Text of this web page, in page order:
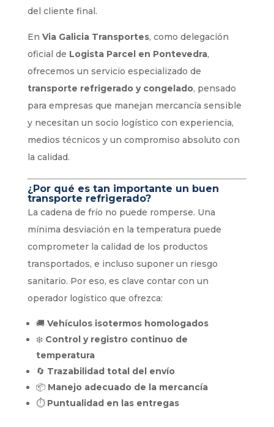
del cliente final.
En Via Galicia Transportes, como delegación
oficial de Logista Parcel en Pontevedra,
ofrecemos un servicio especializado de
transporte refrigerado y congelado, pensado
para empresas que manejan mercancía sensible
y necesitan un socio logístico con experiencia,
medios técnicos y un compromiso absoluto con
la calidad.
¿Por qué es tan importante un buen
transporte refrigerado?
La cadena de frío no puede romperse. Una
mínima desviación en la temperatura puede
comprometer la calidad de los productos
transportados, e incluso suponer un riesgo
sanitario. Por eso, es clave contar con un
operador logístico que ofrezca:
🚚 Vehículos isotermos homologados
❄️ Control y registro continuo de
temperatura
🔄 Trazabilidad total del envío
📦 Manejo adecuado de la mercancía
⏱️ Puntualidad en las entregas